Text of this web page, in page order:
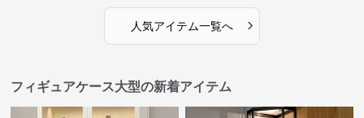
人気アイテム一覧へ ›
フィギュアケース大型の新着アイテム